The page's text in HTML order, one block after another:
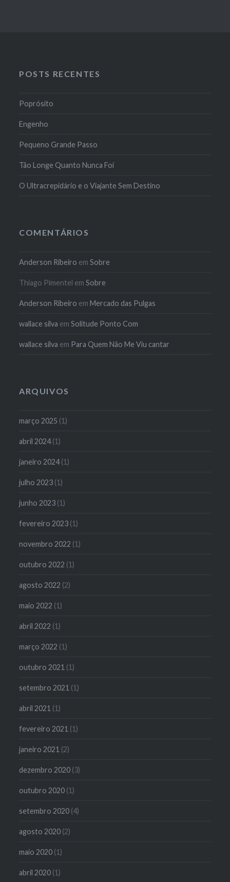
POSTS RECENTES
Poprósito
Engenho
Pequeno Grande Passo
Tão Longe Quanto Nunca Foi
O Ultracrepidário e o Viajante Sem Destino
COMENTÁRIOS
Anderson Ribeiro emSobre
Thiago Pimentel emSobre
Anderson Ribeiro emMercado das Pulgas
wallace silva emSolitude Ponto Com
wallace silva em Para Quem Não Me Viu cantar
ARQUIVOS
março 2025 (1)
abril 2024(1)
janeiro 2024(1)
julho 2023 (1)
junho 2023 (1)
fevereiro 2023 (1)
novembro 2022 (1)
outubro 2022 (1)
agosto 2022 (2)
maio 2022 (1)
abril 2022 (1)
março 2022 (1)
outubro 2021 (1)
setembro 2021 (1)
abril 2021 (1)
fevereiro 2021 (1)
janeiro 2021 (2)
dezembro 2020 (3)
outubro 2020 (1)
setembro 2020 (4)
agosto 2020 (2)
maio 2020 (1)
abril 2020 (1)